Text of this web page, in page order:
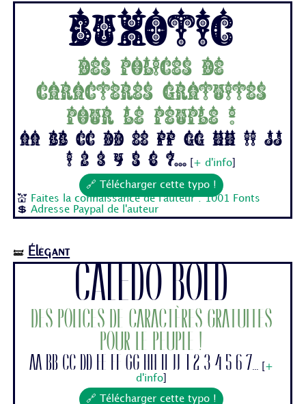
Buxotic
Des polices de
caractères gratuites
pour le peuple !
Aa Bb Cc Dd Ee Ff Gg Hh Ii Jj
1 2 3 4 5 6 7...
+ d'info
🔗 Télécharger cette typo !
💒
Faites la connaissance de l'auteur : 1001 Fonts
💲Adresse Paypal de l'auteur
🝛 Élégant
Caledo Bold
Des polices de caractères gratuites
pour le peuple !
Aa Bb Cc Dd Ee Ff Gg Hh Ii Jj 1 2 3 4 5 6 7...[ +
d'info]
🔗 Télécharger cette typo !